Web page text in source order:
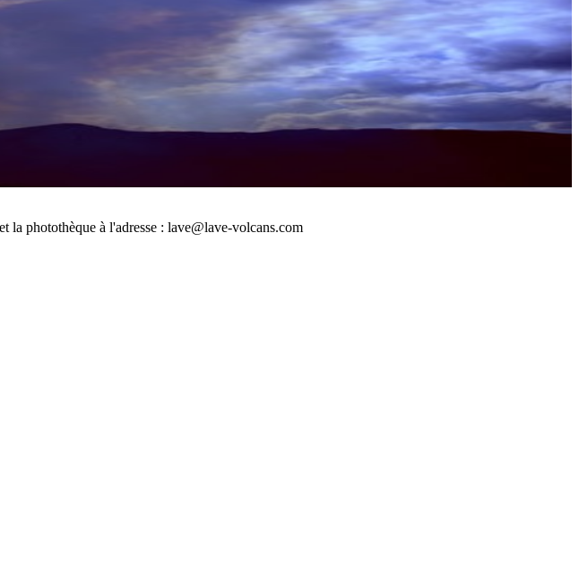
la photothèque à l'adresse : lave@lave-volcans.com